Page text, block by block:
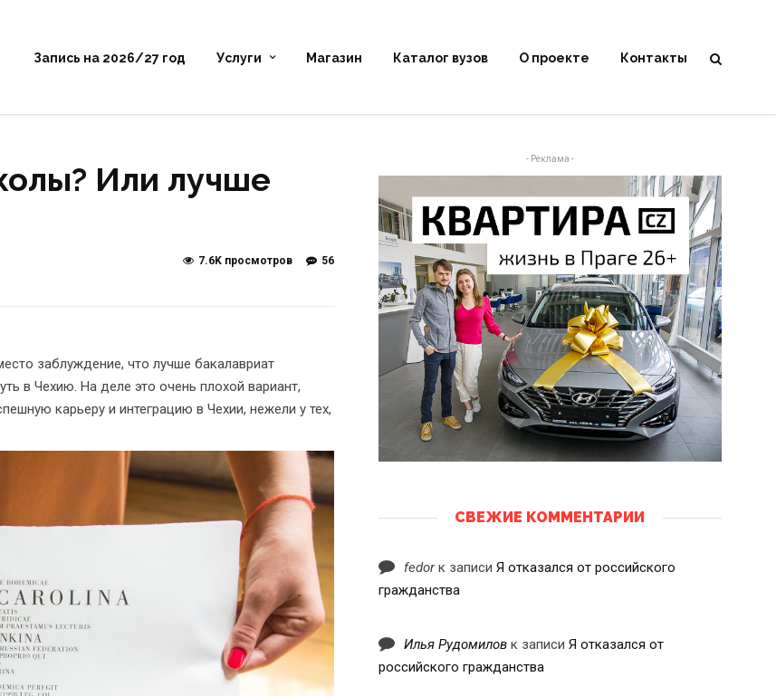
Запись на 2026/27 год Услуги Магазин Каталог вузов О проекте Контакты
Или лучше
56
7.6K просмотров
заблуждение, что лучше бакалавриат
в Чехию. На деле это очень плохой вариант,
карьеру и интеграцию в Чехии, нежели у тех,
- Реклама -
СВЕЖИЕ КОММЕНТАРИИ
fedorк записи Я отказался от российского
гражданства
Илья Рудомиловк записи Я отказался от
российского гражданства